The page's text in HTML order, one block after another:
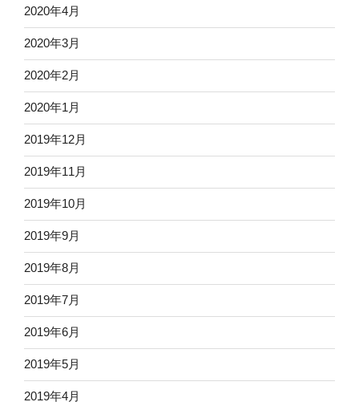
2020年4月
2020年3月
2020年2月
2020年1月
2019年12月
2019年11月
2019年10月
2019年9月
2019年8月
2019年7月
2019年6月
2019年5月
2019年4月